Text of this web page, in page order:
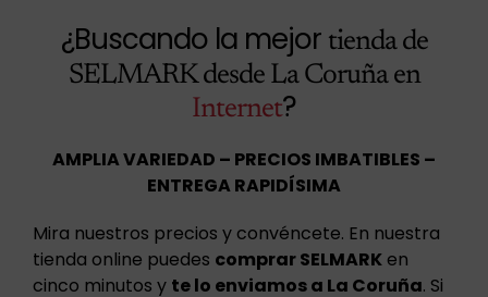
¿Buscando la mejor tienda de
SELMARK desde La Coruña en
Internet?
AMPLIA VARIEDAD – PRECIOS IMBATIBLES –
ENTREGA RAPIDÍSIMA
Mira nuestros precios y convéncete. En nuestra
tienda online puedes comprar SELMARKen
cinco minutos y te lo enviamos a La Coruña. Si